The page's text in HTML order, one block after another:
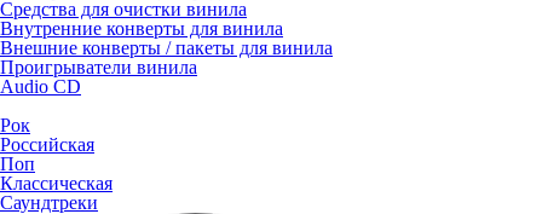
Средства для очистки винила
Внутренние конверты для винила
Внешние конверты / пакеты для винила
Проигрыватели винила
Audio CD
Рок
Российская
Поп
Классическая
Саундтреки